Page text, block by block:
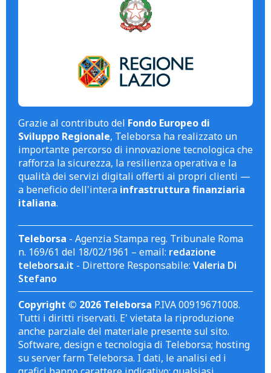
Grazie al contributo del Fondo Europeo di
Sviluppo Regionale, Teleborsa ha realizzato un
importante percorso di innovazione tecnologica che
rafforza la sicurezza, la resilienza operativa e la
qualità dei servizi digitali offerti ai propri clienti —
a beneficio dell'intera infrastruttura finanziaria
italiana.
Teleborsa - Agenzia Stampa reg. Tribunale Roma
n. 169/61 del 18/02/1961 – email: redazione
teleborsa.it - Direttore Responsabile: Valeria Di
Stefano
Copyright © 2026 Teleborsa P.IVA 00919671008.
Tutti i diritti riservati. E' vietata la riproduzione
anche parziale del materiale presente sul sito.
Software, design e tecnologia di Teleborsa; hosting
su server farm Teleborsa. I dati, le analisi ed i